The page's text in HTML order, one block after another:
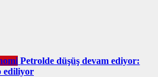
Petrolde düşüş devam ediyor:
ediliyor